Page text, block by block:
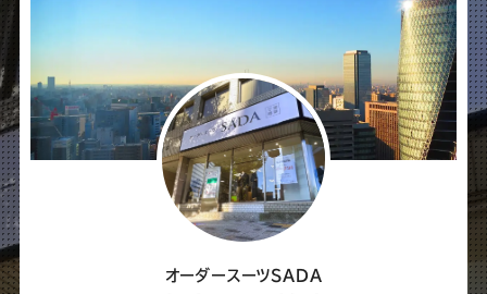
オーダースーツSADA